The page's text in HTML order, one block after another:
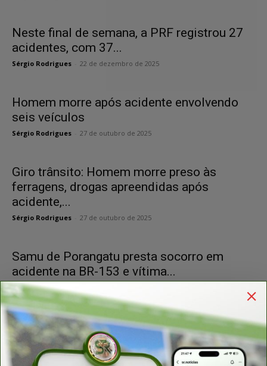
Neste final de semana, a PRF registrou 27
acidentes, com 37...
Sérgio Rodrigues 22 de dezembro de 2025
Homem morre após acidente envolvendo
seis veículos
Sérgio Rodrigues 27 de outubro de 2025
Giro trânsito: Homem morre preso às
ferragens, drogas apreendidas após
acidente,...
Sérgio Rodrigues 27 de outubro de 2025
Samu de Porangatu presta socorro em
acidente na BR-153 e vítima...
Sérgio Rodrigues
Moradores denunciam recorrência de
acidentes em curva perigosa e pedem
redutor...